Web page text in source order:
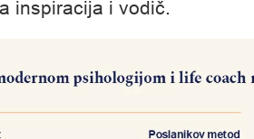
inspiracija i vodič.